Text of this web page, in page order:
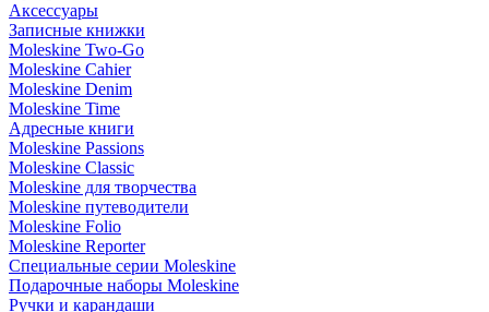
Аксессуары
Записные книжки
Moleskine Two-Go
Moleskine Cahier
Moleskine Denim
Moleskine Time
Адресные книги
Moleskine Passions
Moleskine Classic
Moleskine для творчества
Moleskine путеводители
Moleskine Folio
Moleskine Reporter
Специальные серии Moleskine
Подарочные наборы Moleskine
Ручки и карандаши